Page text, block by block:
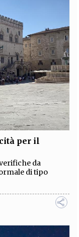
per il
da
di tipo